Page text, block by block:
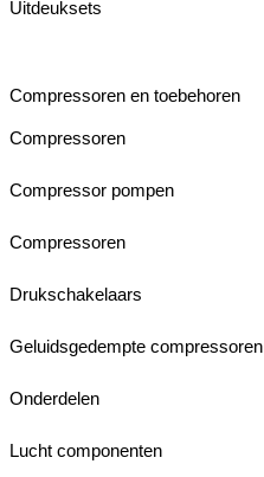
Uitdeuksets
Compressoren en toebehoren
Compressoren
Compressor pompen
Compressoren
Drukschakelaars
Geluidsgedempte compressoren
Onderdelen
Lucht componenten